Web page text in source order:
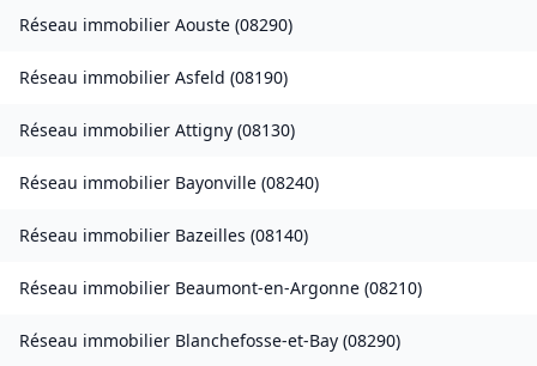
Réseau immobilier Aouste (08290)
Réseau immobilier Asfeld (08190)
Réseau immobilier Attigny (08130)
Réseau immobilier Bayonville (08240)
Réseau immobilier Bazeilles (08140)
Réseau immobilier Beaumont-en-Argonne (08210)
Réseau immobilier Blanchefosse-et-Bay (08290)